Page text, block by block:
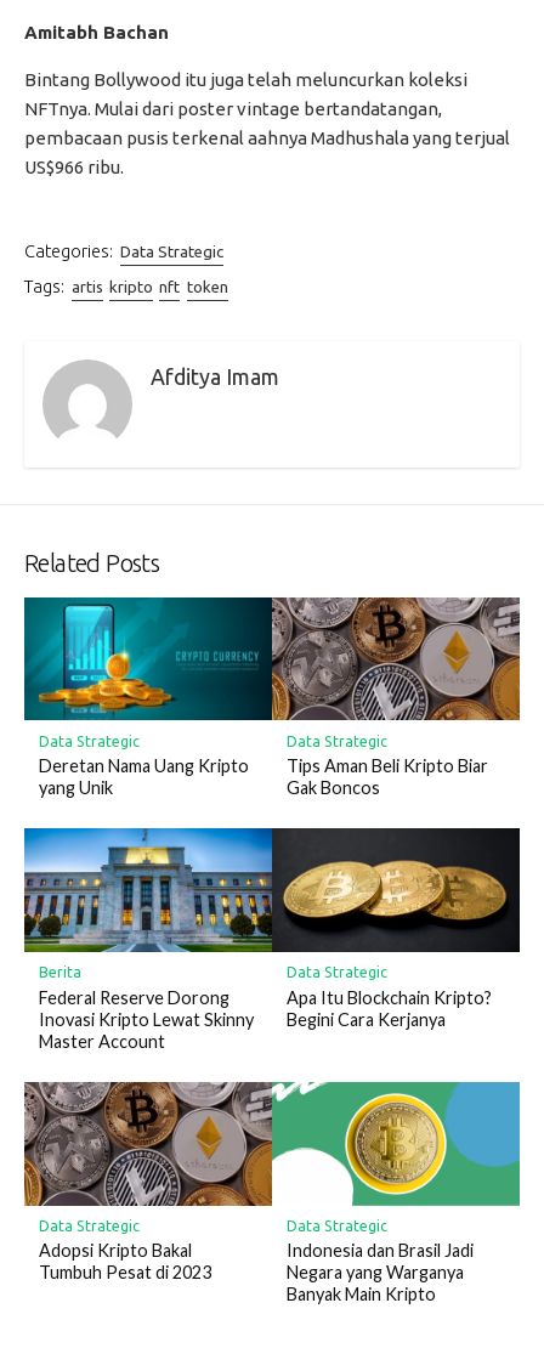
Amitabh Bachan
Bintang Bollywood itu juga telah meluncurkan koleksi
NFTnya. Mulai dari poster vintage bertandatangan,
pembacaan pusis terkenal aahnya Madhushala yang terjual
US$966 ribu.
Categories: Data Strategic
Tags: artis kripto nft token
Afditya Imam
Related Posts
Data Strategic
Deretan Nama Uang Kripto
yang Unik
Data Strategic
Tips Aman Beli Kripto Biar
Gak Boncos
Berita
Federal Reserve Dorong
Inovasi Kripto Lewat Skinny
Master Account
Data Strategic
Apa Itu Blockchain Kripto?
Begini Cara Kerjanya
Data Strategic
Adopsi Kripto Bakal
Tumbuh Pesat di 2023
Data Strategic
Indonesia dan Brasil Jadi
Negara yang Warganya
Banyak Main Kripto